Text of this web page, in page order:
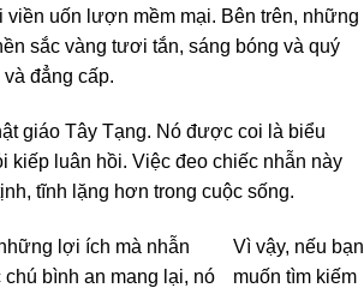
uốn lượn mềm mại. Bên trên, những
sắc vàng tươi tắn, sáng bóng và quý
đẳng cấp.
giáo Tây Tạng. Nó được coi là biểu
luân hồi. Việc đeo chiếc nhẫn này
tĩnh lặng hơn trong cuộc sống.
lợi ích mà nhẫn
chú bình an mang lại, nó
Vì vậy, nếu bạn
muốn tìm kiếm